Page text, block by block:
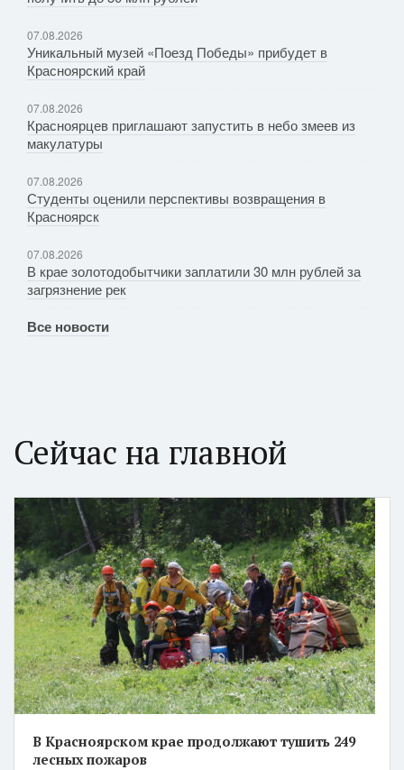
07.08.2026
Уникальный музей «Поезд Победы» прибудет в
Красноярский край
07.08.2026
Красноярцев приглашают запустить в небо змеев из
макулатуры
07.08.2026
Студенты оценили перспективы возвращения в
Красноярск
07.08.2026
В крае золотодобытчики заплатили 30 млн рублей за
загрязнение рек
Все новости
Сейчас на главной
В Красноярском крае продолжают тушить 249
лесных пожаров